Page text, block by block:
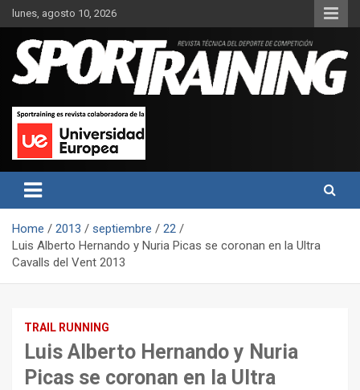
Skip
to
content
lunes, agosto 10, 2026
Revista técnica del deporte
Sport Training
rendimiento, nutrición y entrenamiento.
Home 2013 septiembre
22
Luis Alberto Hernando y Nuria Picas se coronan en la Ultra
Cavalls del Vent 2013
TRAIL RUNNING
Luis Alberto Hernando y Nuria
Picas se coronan en la Ultra